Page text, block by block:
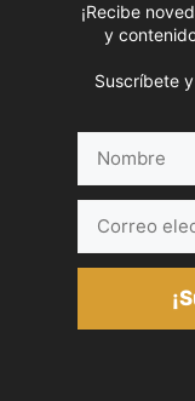
¡Recibe
y
Suscríbete
electrónico